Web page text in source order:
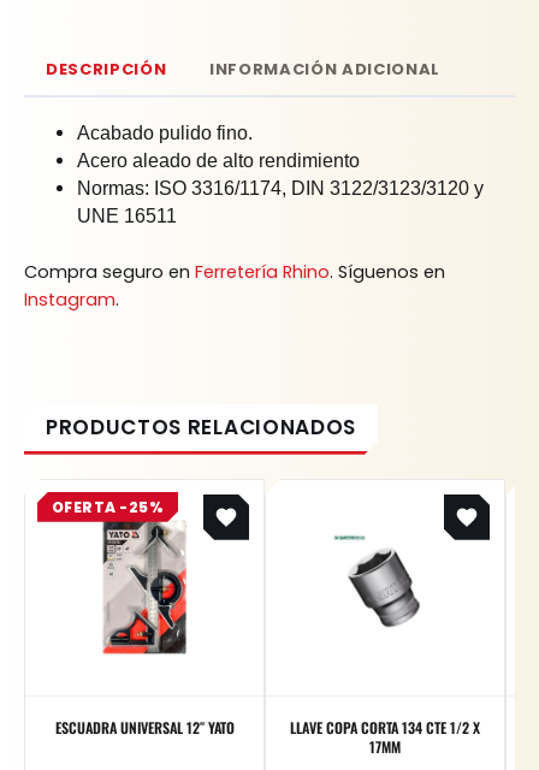
DESCRIPCIÓN INFORMACIÓN ADICIONAL
Acabado pulido fino.
Acero aleado de alto rendimiento
Normas: ISO 3316/1174, DIN 3122/3123/3120 y
UNE 16511
Compra seguro en Ferretería Rhino. Síguenos en
Instagram.
OFERTA -25%
ESCUADRA UNIVERSAL 12″ YATO
Original
price
was:
$ 75.200.
Current
price
is:
$ 56.400.
LLAVE COPA CORTA 134 CTE 1/2 X
17MM